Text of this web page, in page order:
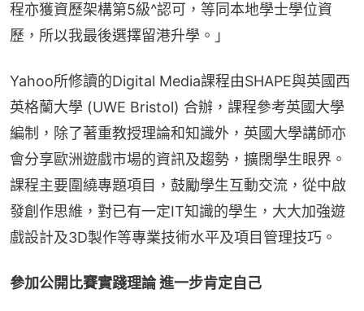
程亦獲資歷架構第5級^認可，等同本地學士學位資
歷，所以我最後選擇留港升學。」
Yahoo所修讀的Digital Media課程由SHAPE與英國西
英格蘭大學 (UWE Bristol) 合辦，課程參考英國大學
編制，除了著重教授理論和知識外，英國大學講師亦
會分享歐洲遊戲市場的資訊及趨勢，擴闊學生眼界。
課程主要圍繞專題項目，鼓勵學生互動交流，從中啟
發創作思維，對已有一定IT知識的學生，大大加強遊
戲設計及3D製作等專業技術水平及項目管理技巧。
參加公開比賽實踐理論 進一步肯定自己